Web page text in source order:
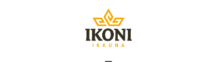
Ikoni
Ikkuna